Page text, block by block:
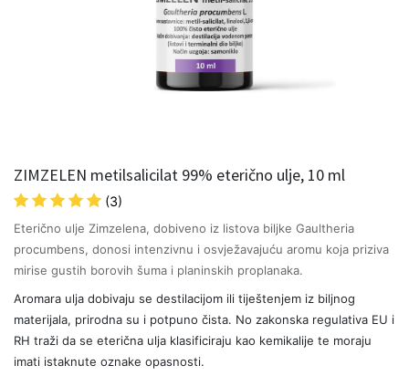
ZIMZELEN metilsalicilat 99% eterično ulje, 10 ml
(3)
Eterično ulje Zimzelena, dobiveno iz listova biljke Gaultheria
procumbens, donosi intenzivnu i osvježavajuću aromu koja priziva
mirise gustih borovih šuma i planinskih proplanaka.
Aromara ulja dobivaju se destilacijom ili tiještenjem iz biljnog
materijala, prirodna su i potpuno čista. No zakonska regulativa EU i
RH traži da se eterična ulja klasificiraju kao kemikalije te moraju
imati istaknute oznake opasnosti.